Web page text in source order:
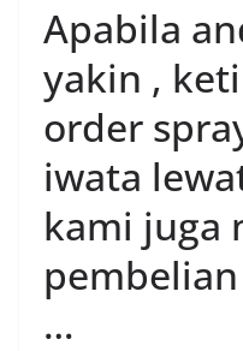
Apabila
yakin ,
order
iwata
kami juga
…